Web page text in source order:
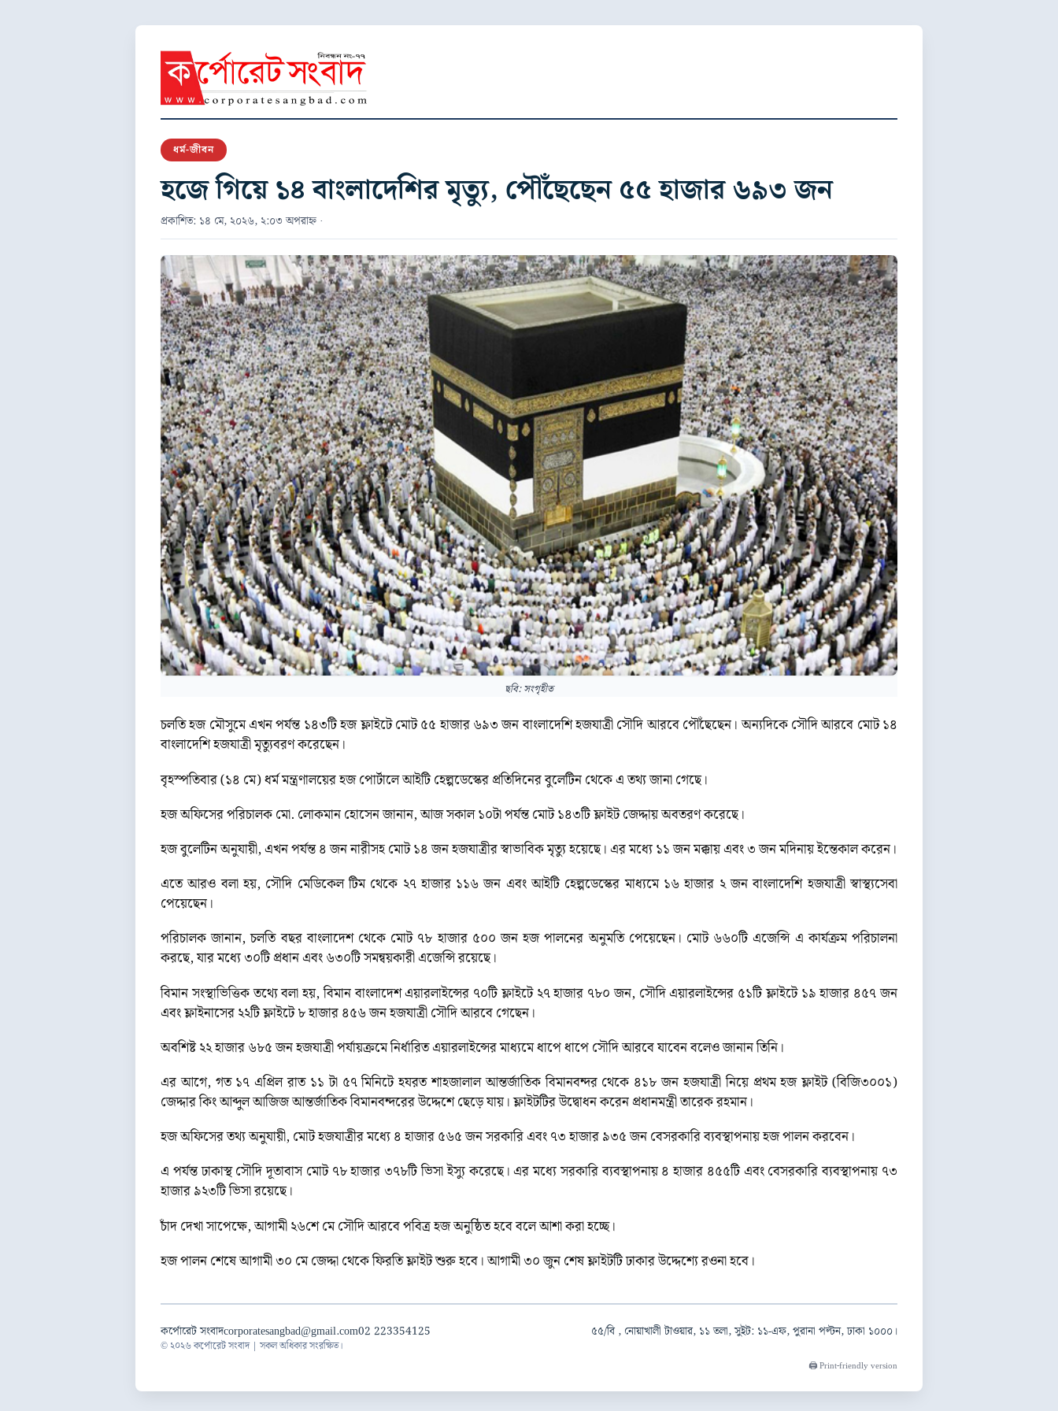
ধর্ম-জীবন
হজে গিয়ে ১৪ বাংলাদেশির মৃত্যু, পৌঁছেছেন ৫৫ হাজার ৬৯৩ জন
প্রকাশিত: ১৪ মে, ২০২৬, ২:০৩ অপরাহ্ন ·
ছবি: সংগৃহীত
চলতি হজ মৌসুমে এখন পর্যন্ত ১৪৩টি হজ ফ্লাইটে মোট ৫৫ হাজার ৬৯৩ জন বাংলাদেশি হজযাত্রী সৌদি আরবে পৌঁছেছেন। অন্যদিকে সৌদি আরবে মোট ১৪
বাংলাদেশি হজযাত্রী মৃত্যুবরণ করেছেন।
বৃহস্পতিবার (১৪ মে) ধর্ম মন্ত্রণালয়ের হজ পোর্টালে আইটি হেল্পডেস্কের প্রতিদিনের বুলেটিন থেকে এ তথ্য জানা গেছে।
হজ অফিসের পরিচালক মো. লোকমান হোসেন জানান, আজ সকাল ১০টা পর্যন্ত মোট ১৪৩টি ফ্লাইট জেদ্দায় অবতরণ করেছে।
হজ বুলেটিন অনুযায়ী, এখন পর্যন্ত ৪ জন নারীসহ মোট ১৪ জন হজযাত্রীর স্বাভাবিক মৃত্যু হয়েছে। এর মধ্যে ১১ জন মক্কায় এবং ৩ জন মদিনায় ইন্তেকাল করেন।
এতে আরও বলা হয়, সৌদি মেডিকেল টিম থেকে ২৭ হাজার ১১৬ জন এবং আইটি হেল্পডেস্কের মাধ্যমে ১৬ হাজার ২ জন বাংলাদেশি হজযাত্রী স্বাস্থ্যসেবা
পেয়েছেন।
পরিচালক জানান, চলতি বছর বাংলাদেশ থেকে মোট ৭৮ হাজার ৫০০ জন হজ পালনের অনুমতি পেয়েছেন। মোট ৬৬০টি এজেন্সি এ কার্যক্রম পরিচালনা
করছে, যার মধ্যে ৩০টি প্রধান এবং ৬৩০টি সমন্বয়কারী এজেন্সি রয়েছে।
বিমান সংস্থাভিত্তিক তথ্যে বলা হয়, বিমান বাংলাদেশ এয়ারলাইন্সের ৭০টি ফ্লাইটে ২৭ হাজার ৭৮০ জন, সৌদি এয়ারলাইন্সের ৫১টি ফ্লাইটে ১৯ হাজার ৪৫৭ জন
এবং ফ্লাইনাসের ২২টি ফ্লাইটে ৮ হাজার ৪৫৬ জন হজযাত্রী সৌদি আরবে গেছেন।
অবশিষ্ট ২২ হাজার ৬৮৫ জন হজযাত্রী পর্যায়ক্রমে নির্ধারিত এয়ারলাইন্সের মাধ্যমে ধাপে ধাপে সৌদি আরবে যাবেন বলেও জানান তিনি।
এর আগে, গত ১৭ এপ্রিল রাত ১১ টা ৫৭ মিনিটে হযরত শাহজালাল আন্তর্জাতিক বিমানবন্দর থেকে ৪১৮ জন হজযাত্রী নিয়ে প্রথম হজ ফ্লাইট (বিজি৩০০১)
জেদ্দার কিং আব্দুল আজিজ আন্তর্জাতিক বিমানবন্দরের উদ্দেশে ছেড়ে যায়। ফ্লাইটটির উদ্বোধন করেন প্রধানমন্ত্রী তারেক রহমান।
হজ অফিসের তথ্য অনুযায়ী, মোট হজযাত্রীর মধ্যে ৪ হাজার ৫৬৫ জন সরকারি এবং ৭৩ হাজার ৯৩৫ জন বেসরকারি ব্যবস্থাপনায় হজ পালন করবেন।
এ পর্যন্ত ঢাকাস্থ সৌদি দূতাবাস মোট ৭৮ হাজার ৩৭৮টি ভিসা ইস্যু করেছে। এর মধ্যে সরকারি ব্যবস্থাপনায় ৪ হাজার ৪৫৫টি এবং বেসরকারি ব্যবস্থাপনায় ৭৩
হাজার ৯২৩টি ভিসা রয়েছে।
চাঁদ দেখা সাপেক্ষে, আগামী ২৬শে মে সৌদি আরবে পবিত্র হজ অনুষ্ঠিত হবে বলে আশা করা হচ্ছে।
হজ পালন শেষে আগামী ৩০ মে জেদ্দা থেকে ফিরতি ফ্লাইট শুরু হবে। আগামী ৩০ জুন শেষ ফ্লাইটটি ঢাকার উদ্দেশ্যে রওনা হবে।
কর্পোরেট সংবাদcorporatesangbad@gmail.com02 223354125 ৫৫/বি , নোয়াখালী টাওয়ার, ১১ তলা, সুইট: ১১-এফ, পুরানা পল্টন, ঢাকা ১০০০।
© ২০২৬ কর্পোরেট সংবাদ | সকল অধিকার সংরক্ষিত।
🖨️ Print-friendly version